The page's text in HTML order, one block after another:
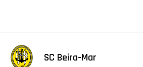
SC Beira-Mar